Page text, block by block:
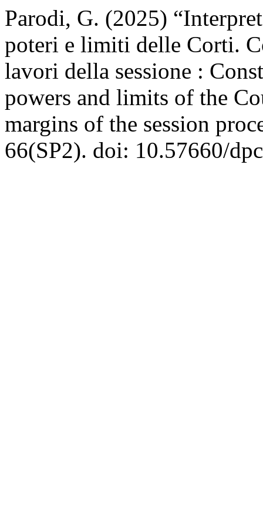
Parodi, G. (2025)
poteri e limiti delle Corti.
lavori della sessione :
powers and limits of the
margins of the session
66(SP2). doi: 10.57660/